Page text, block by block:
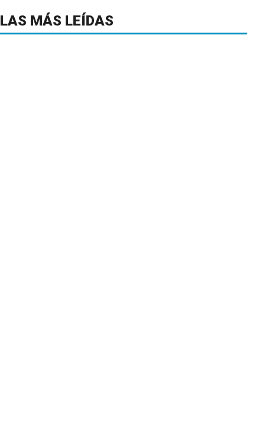
LAS MÁS LEÍDAS